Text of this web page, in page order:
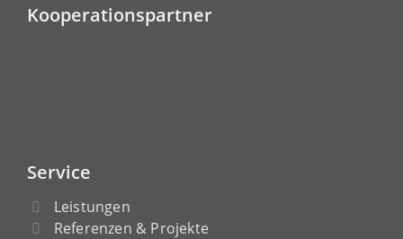
Kooperationspartner
Service
Leistungen
Referenzen & Projekte